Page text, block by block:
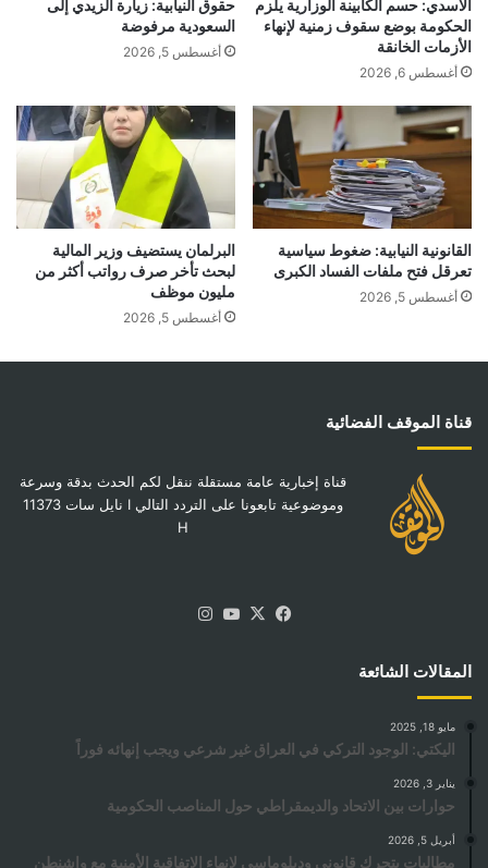
الاسدي: حسم الكابينة الوزارية يلزم
الحكومة بوضع سقوف زمنية لإنهاء
الأزمات الخانقة
أغسطس 6, 2026
حقوق النيابية: زيارة الزيدي إلى
السعودية مرفوضة
أغسطس 5, 2026
القانونية النيابية: ضغوط سياسية
تعرقل فتح ملفات الفساد الكبرى
أغسطس 5, 2026
البرلمان يستضيف وزير المالية
لبحث تأخر صرف رواتب أكثر من
مليون موظف
أغسطس 5, 2026
قناة الموقف الفضائية
قناة إخبارية عامة مستقلة ننقل لكم الحدث بدقة وسرعة
وموضوعية تابعونا على التردد التالي I نايل سات 11373
H
فيسبوك
‫X
‫YouTube
المقالات الشائعة
مايو 18, 2025
اليكتي: الوجود التركي في العراق غير شرعي ويجب إنهائه فوراً
يناير 3, 2026
حوارات بين الاتحاد والديمقراطي حول المناصب الحكومية
أبريل 5, 2026
مطالبات بتحرك قانوني ودبلوماسي لإنهاء الاتفاقية الأمنية مع واشنطن